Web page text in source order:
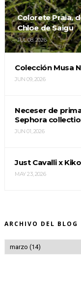
Colorete Praia,
Chloe de Saigu
JUL 08, 2026
Colección Musa
JUN 09, 2026
Neceser de
Sephora
JUN 01, 2026
Just Cavalli x
MAY 23, 2026
ARCHIVO DEL BLOG